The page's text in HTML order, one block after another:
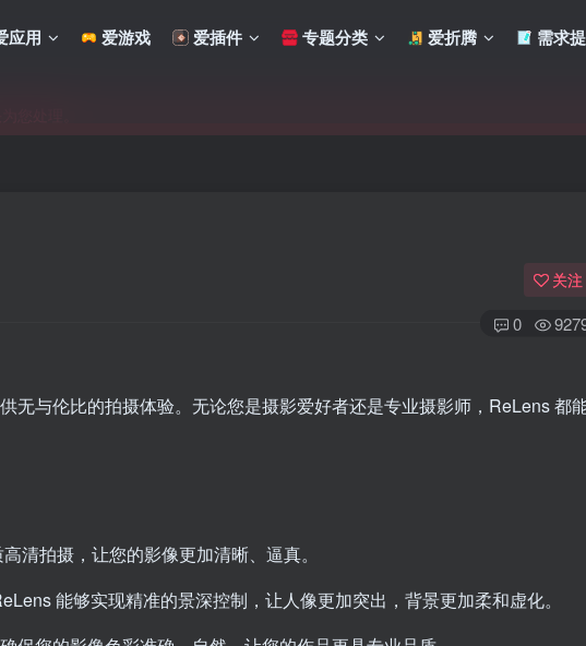
应用 爱游戏 爱插件 专题分类 爱折腾 需求
您处理。
关注
0
无与伦比的拍摄体验。无论您是摄影爱好者还是专业摄影师，ReLens 都
清拍摄，让您的影像更加清晰、逼真。
能够实现精准的景深控制，让人像更加突出，背景更加柔和虚化。
扫码登录